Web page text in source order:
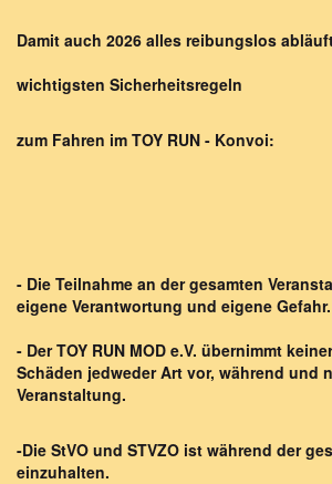
Damit auch 2026 alles reibungslos
wichtigsten Sicherheitsregeln
zum Fahren im TOY RUN - Konvoi:
- Die Teilnahme an der gesamten
eigene Verantwortung und eigene Gefahr.
- Der TOY RUN MOD e.V. übernimmt
Schäden jedweder Art vor, während und
Veranstaltung.
-Die StVO und STVZO ist während der
einzuhalten.